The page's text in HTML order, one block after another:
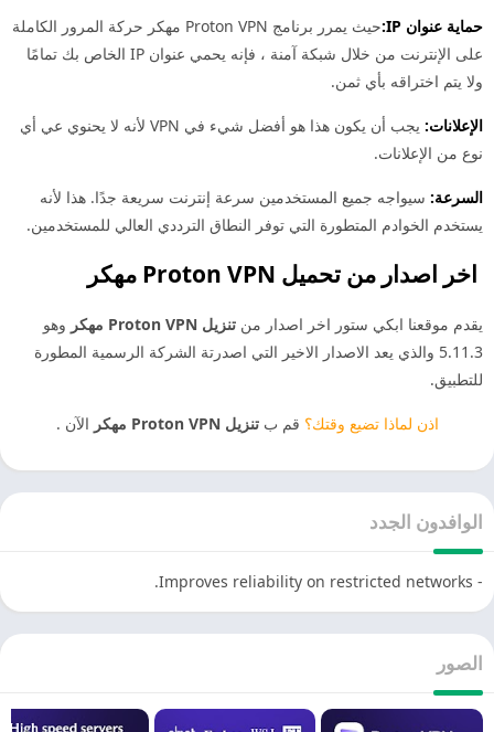
حماية عنوان IP:
حيث يمرر برنامج Proton VPN مهكر حركة المرور الكاملة
على الإنترنت من خلال شبكة آمنة ، فإنه يحمي عنوان IP الخاص بك تمامًا
ولا يتم اختراقه بأي ثمن.
الإعلانات:
يجب أن يكون هذا هو أفضل شيء في VPN لأنه لا يحنوي عي أي
نوع من الإعلانات.
السرعة: سيواجه جميع المستخدمين سرعة إنترنت سريعة جدًا. هذا لأنه
يستخدم الخوادم المتطورة التي توفر النطاق الترددي العالي للمستخدمين.
اخر اصدار من تحميل Proton VPN مهكر
يقدم موقعنا ابكي ستور اخر اصدار من تنزيل Proton VPN مهكر
وهو
5.11.3 والذي يعد الاصدار الاخير التي اصدرتة الشركة الرسمية المطورة
للتطبيق.
اذن لماذا تضيع وقتك؟ قم ب تنزيل Proton VPN مهكر الآن .
الوافدون الجدد
- Improves reliability on restricted networks.
الصور